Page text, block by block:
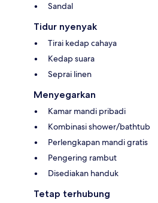
Sandal
Tidur nyenyak
Tirai kedap cahaya
Kedap suara
Seprai linen
Menyegarkan
Kamar mandi pribadi
Kombinasi shower/bathtub
Perlengkapan mandi gratis
Pengering rambut
Disediakan handuk
Tetap terhubung